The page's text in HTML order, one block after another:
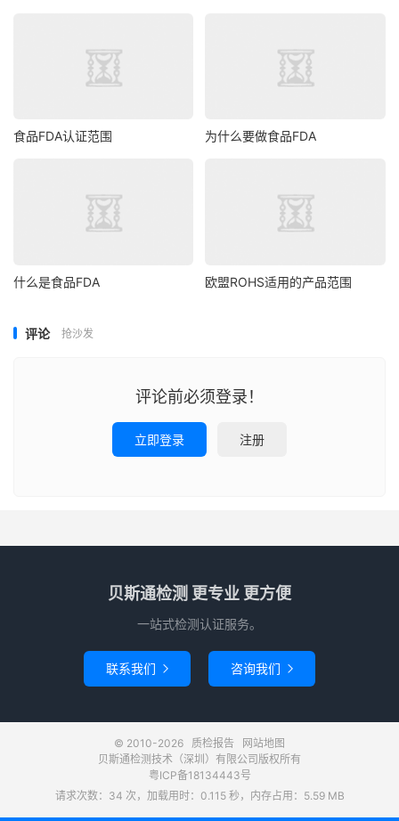
食品FDA认证范围 为什么要做食品FDA
什么是食品FDA 欧盟ROHS适用的产品范围
评论 抢沙发
评论前必须登录！
立即登录 注册
贝斯通检测 更专业 更方便
一站式检测认证服务。
联系我们  咨询我们 
© 2010-2026 质检报告
网站地图
贝斯通检测技术（深圳）有限公司版权所有
粤ICP备18134443号
请求次数：34 次，加载用时：0.115 秒，内存占用：5.59 MB